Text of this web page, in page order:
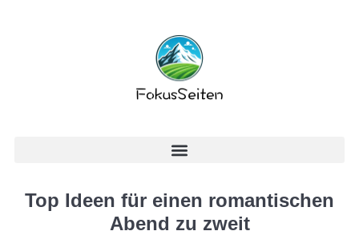
Top Ideen für einen romantischen
Abend zu zweit